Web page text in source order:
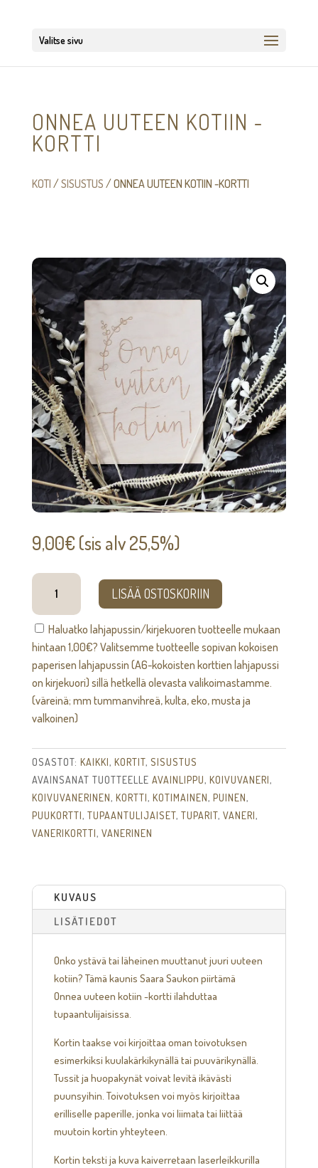
Valitse sivu
ONNEA UUTEEN KOTIIN -
KORTTI
KOTI /SISUSTUS / ONNEA UUTEEN KOTIIN -KORTTI
9,00€ (sis alv 25,5%)
Onnea
uuteen
kotiin
-
kortti
määrä
LISÄÄ OSTOSKORIIN
Haluatko lahjapussin/kirjekuoren tuotteelle mukaan
hintaan 1,00€? Valitsemme tuotteelle sopivan kokoisen
paperisen lahjapussin (A6-kokoisten korttien lahjapussi
on kirjekuori) sillä hetkellä olevasta valikoimastamme.
(väreinä; mm tummanvihreä, kulta, eko, musta ja
valkoinen)
OSASTOT: KAIKKI, KORTIT, SISUSTUS
AVAINSANAT TUOTTEELLE AVAINLIPPU, KOIVUVANERI,
KOIVUVANERINEN, KORTTI, KOTIMAINEN, PUINEN,
PUUKORTTI, TUPAANTULIJAISET, TUPARIT, VANERI,
VANERIKORTTI, VANERINEN
KUVAUS
LISÄTIEDOT
Onko ystävä tai läheinen muuttanut juuri uuteen
kotiin? Tämä kaunis Saara Saukon piirtämä
Onnea uuteen kotiin -kortti ilahduttaa
tupaantulijaisissa.
Kortin taakse voi kirjoittaa oman toivotuksen
esimerkiksi kuulakärkikynällä tai puuvärikynällä.
Tussit ja huopakynät voivat levitä ikävästi
puunsyihin. Toivotuksen voi myös kirjoittaa
erilliselle paperille, jonka voi liimata tai liittää
muutoin kortin yhteyteen.
Kortin teksti ja kuva kaiverretaan laserleikkurilla